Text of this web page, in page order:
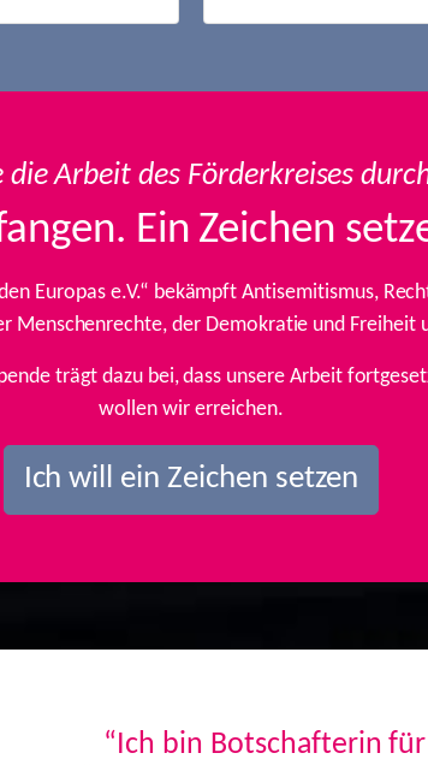
Arbeit des Förderkreises
Ein Zeichen
Europas e.V.“ bekämpft Antisemitismus,
Menschenrechte, der Demokratie und Freiheit
trägt dazu bei, dass unsere Arbeit
wollen wir erreichen.
Ich will ein Zeichen setzen
“Ich bin Botschafterin